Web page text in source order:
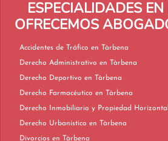
ESPECIALIDADES
OFRECEMOS
Accidentes de Tráfico en Tàrbena
Derecho Administrativo en Tàrbena
Derecho Deportivo en Tàrbena
Derecho Farmacéutico en Tàrbena
Derecho Urbanístico en Tàrbena
Divorcios en Tàrbena